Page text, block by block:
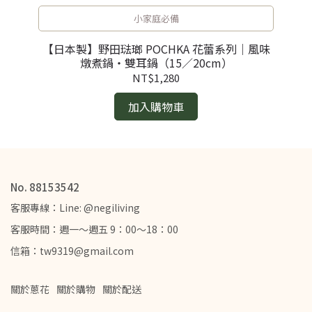
小家庭必備
【日本製】野田琺瑯 POCHKA 花蕾系列｜風味
燉煮鍋・雙耳鍋（15／20cm）
NT$1,280
加入購物車
No. 88153542
客服專線：Line: @negiliving
客服時間：週一～週五 9：00～18：00
信箱：tw9319@gmail.com
關於蔥花 關於購物 關於配送